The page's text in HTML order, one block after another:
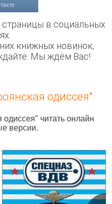
в социальных
книжных новинок,
Мы ждём Вас!
одиссея"
читать онлайн
версии.